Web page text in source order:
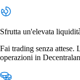
Sfrutta un'elevata
Fai trading senza attese.
operazioni in